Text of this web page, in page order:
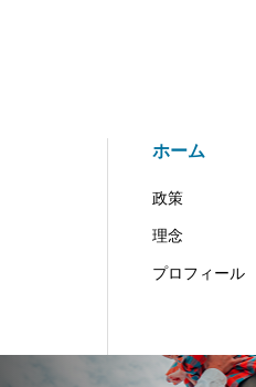
ホーム
政策
理念
プロフィール